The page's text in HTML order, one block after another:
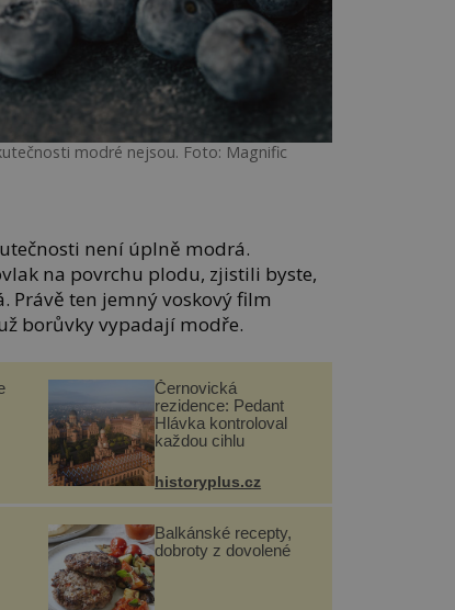
modré nejsou. Foto: Magnific
není úplně modrá.
na povrchu plodu, zjistili byste,
Právě ten jemný voskový film
borůvky vypadají modře.
Černovická
rezidence: Pedant
Hlávka kontroloval
každou cihlu
historyplus.cz
Balkánské recepty,
dobroty z dovolené